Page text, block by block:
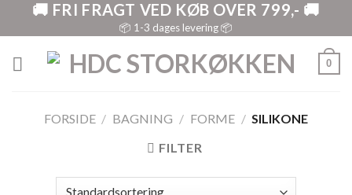
🚚 FRI FRAGT VED KØB OVER 799,- 🚚
📦 1-3 dages levering 📦
0
FORSIDE / BAGNING / FORME / SILIKONE
FILTER